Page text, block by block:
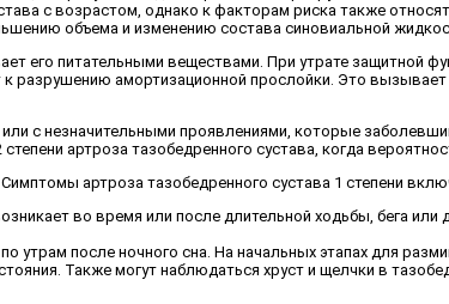
с возрастом, однако к факторам риска также
объема и изменению состава синовиальной
его питательными веществами. При утрате защитной
разрушению амортизационной прослойки. Это
с незначительными проявлениями, которые
артроза тазобедренного сустава, когда
артроза тазобедренного сустава 1 степени
во время или после длительной ходьбы, бега или
после ночного сна. На начальных этапах для
Также могут наблюдаться хруст и щелчки в